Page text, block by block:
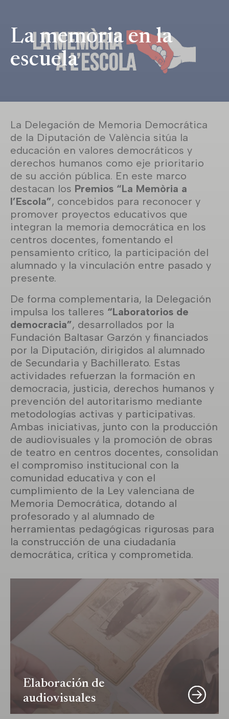
La memoria en la
escuela
La Delegación de Memoria Democrática
de la Diputación de València sitúa la
educación en valores democráticos y
derechos humanos como eje prioritario
de su acción pública. En este marco
destacan los Premios “La Memòria a
l’Escola”, concebidos para reconocer y
promover proyectos educativos que
integran la memoria democrática en los
centros docentes, fomentando el
pensamiento crítico, la participación del
alumnado y la vinculación entre pasado y
presente.
De forma complementaria, la Delegación
impulsa los talleres “Laboratorios de
democracia”, desarrollados por la
Fundación Baltasar Garzón y financiados
por la Diputación, dirigidos al alumnado
de Secundaria y Bachillerato. Estas
actividades refuerzan la formación en
democracia, justicia, derechos humanos y
prevención del autoritarismo mediante
metodologías activas y participativas.
Ambas iniciativas, junto con la producción
de audiovisuales y la promoción de obras
de teatro en centros docentes, consolidan
el compromiso institucional con la
comunidad educativa y con el
cumplimiento de la Ley valenciana de
Memoria Democrática, dotando al
profesorado y al alumnado de
herramientas pedagógicas rigurosas para
la construcción de una ciudadanía
democrática, crítica y comprometida.
Elaboración de
audiovisuales